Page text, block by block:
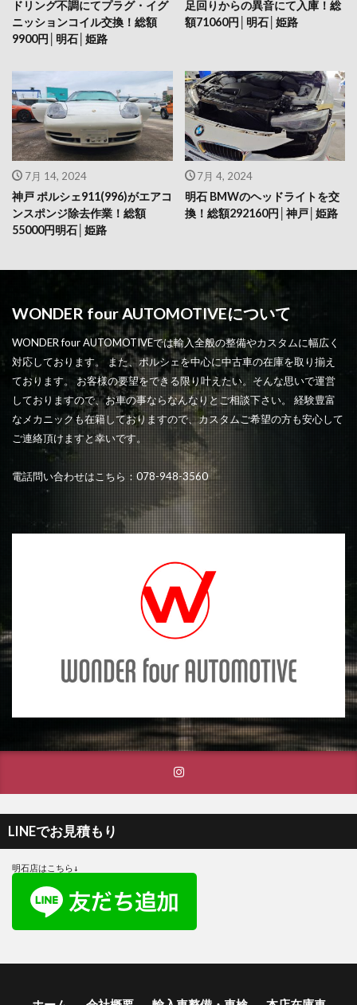
ドリング不調にてプラグ・イグ
ニッションコイル交換！総額
9900円│明石│姫路
足回りからの異音にて入庫！総
額71060円│明石│姫路
7月 14, 2024
神戸 ポルシェ911(996)がエアコ
ンスポンジ除去作業！総額
55000円明石│姫路
7月 4, 2024
明石 BMWのヘッドライトを交
換！総額292160円│神戸│姫路
WONDER four AUTOMOTIVEについて
WONDER four AUTOMOTIVEでは輸入全般の整備やカスタムに幅広く
対応しております。 また、ポルシェを中心に中古車の在庫を取り揃え
ております。 お客様の要望をできる限り叶えたい。そんな思いで運営
しておりますので、お車の事ならなんなりとご相談下さい。 経験豊富
なメカニックも在籍しておりますので、カスタムご希望の方も安心して
ご連絡頂けますと幸いです。
電話問い合わせはこちら：078-948-3560
LINEでお見積もり
明石店はこちら↓